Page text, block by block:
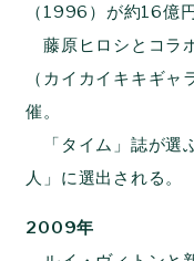
（1996）が約16億
藤原ヒロシとコラ
（カイカイキキギ
催。
「タイム」誌が選
人」に選出される。
2009年